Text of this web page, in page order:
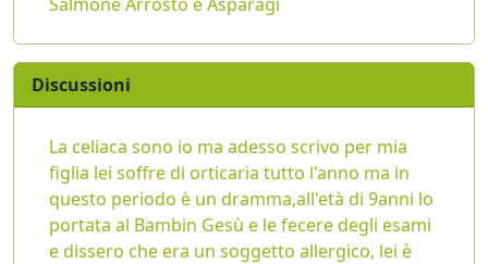
Discussioni
La celiaca sono io ma adesso scrivo per mia
figlia lei soffre di orticaria tutto l'anno ma in
questo periodo è un dramma,all'età di 9anni lo
portata al Bambin Gesù e le fecere degli esami
e dissero che era un soggetto allergico, lei è